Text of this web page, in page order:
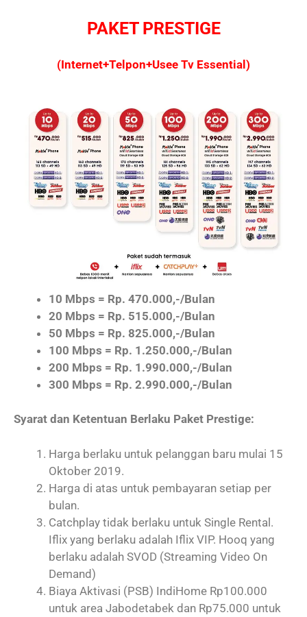
PAKET PRESTIGE
(Internet+Telpon+Usee Tv Essential)
10 Mbps = Rp. 470.000,-/Bulan
20 Mbps = Rp. 515.000,-/Bulan
50 Mbps = Rp. 825.000,-/Bulan
100 Mbps = Rp. 1.250.000,-/Bulan
200 Mbps = Rp. 1.990.000,-/Bulan
300 Mbps = Rp. 2.990.000,-/Bulan
Syarat dan Ketentuan Berlaku Paket Prestige:
Harga berlaku untuk pelanggan baru mulai 15
Oktober 2019.
Harga di atas untuk pembayaran setiap per
bulan.
Catchplay tidak berlaku untuk Single Rental.
Iflix yang berlaku adalah Iflix VIP. Hooq yang
berlaku adalah SVOD (Streaming Video On
Demand)
Biaya Aktivasi (PSB) IndiHome Rp100.000
untuk area Jabodetabek dan Rp75.000 untuk